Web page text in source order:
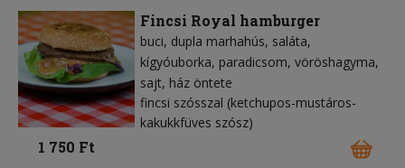
Fincsi Royal hamburger
buci dupla marhahús saláta
kígyóuborka paradicsom vöröshagyma
sajt ház öntete
fincsi szósszal (ketchupos-mustáros-
kakukkfüves szósz)
1 750 Ft